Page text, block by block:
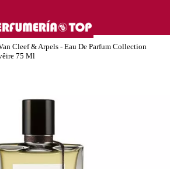
Cleef & Arpels - Eau De Parfum Collection
75 Ml